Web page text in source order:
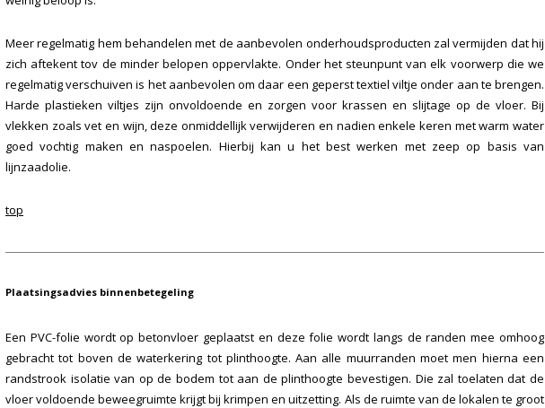
Meer regelmatig hem behandelen met de aanbevolen onderhoudsproducten zal vermijden dat hij
zich aftekent tov de minder belopen oppervlakte. Onder het steunpunt van elk voorwerp die we
regelmatig verschuiven is het aanbevolen om daar een geperst textiel viltje onder aan te brengen.
Harde plastieken viltjes zijn onvoldoende en zorgen voor krassen en slijtage op de vloer. Bij
vlekken zoals vet en wijn, deze onmiddellijk verwijderen en nadien enkele keren met warm water
goed vochtig maken en naspoelen. Hierbij kan u het best werken met zeep op basis van
lijnzaadolie.
top
Plaatsingsadvies binnenbetegeling
Een PVC-folie wordt op betonvloer geplaatst en deze folie wordt langs de randen mee omhoog
gebracht tot boven de waterkering tot plinthoogte. Aan alle muurranden moet men hierna een
randstrook isolatie van op de bodem tot aan de plinthoogte bevestigen. Die zal toelaten dat de
vloer voldoende beweegruimte krijgt bij krimpen en uitzetting. Als de ruimte van de lokalen te groot